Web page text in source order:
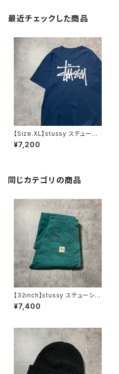
最近チェックした商品
【Size.XL】stussy ステューシ
ー ショーンフォント バックプ
リント ネイビー Tシャツ
¥7,200
同じカテゴリの商品
【32inch】stussy ステューシ
ー ジッパーフライ グリー
ン ダブルニー ワークパンツ
¥7,400